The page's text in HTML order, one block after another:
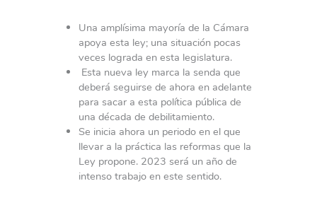
Una amplísima mayoría de la Cámara
apoya esta ley; una situación pocas
veces lograda en esta legislatura.
Esta nueva ley marca la senda que
deberá seguirse de ahora en adelante
para sacar a esta política pública de
una década de debilitamiento.
Se inicia ahora un periodo en el que
llevar a la práctica las reformas que la
Ley propone. 2023 será un año de
intenso trabajo en este sentido.